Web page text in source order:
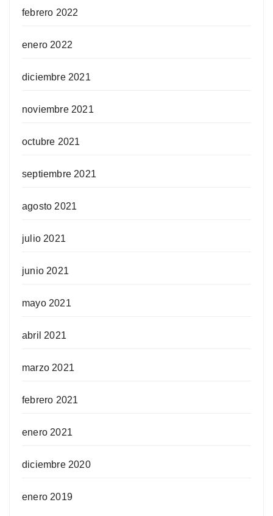
febrero 2022
enero 2022
diciembre 2021
noviembre 2021
octubre 2021
septiembre 2021
agosto 2021
julio 2021
junio 2021
mayo 2021
abril 2021
marzo 2021
febrero 2021
enero 2021
diciembre 2020
enero 2019